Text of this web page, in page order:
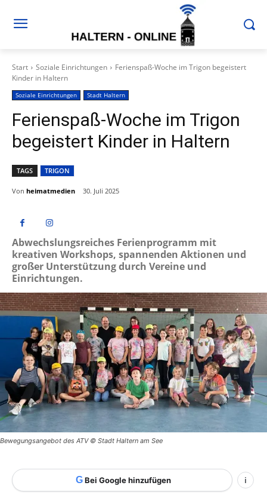
Start Soziale Einrichtungen
Ferienspaß-Woche im Trigon begeistert
Kinder in Haltern
Soziale Einrichtungen Stadt Haltern
Ferienspaß-Woche im Trigon
begeistert Kinder in Haltern
TAGS TRIGON
Von heimatmedien 30. Juli 2025
Abwechslungsreiches Ferienprogramm mit
kreativen Workshops, spannenden Aktionen und
großer Unterstützung durch Vereine und
Einrichtungen.
Bewegungsangebot des ATV © Stadt Haltern am See
G Bei Google hinzufügen i